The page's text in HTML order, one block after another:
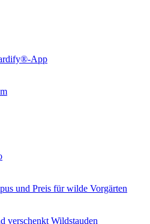
App
und Preis für wilde Vorgärten
verschenkt Wildstauden